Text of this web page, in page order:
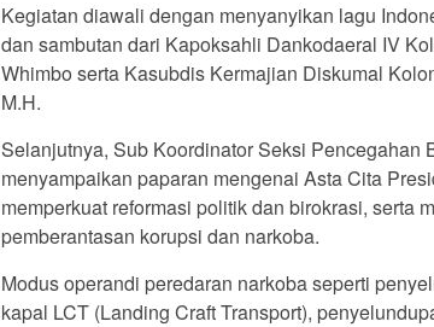
Kegiatan diawali dengan menyanyikan lagu
dan sambutan dari Kapoksahli Dankodaeral IV
Whimbo serta Kasubdis Kermajian Diskumal
M.H.
Selanjutnya, Sub Koordinator Seksi Pencegahan
menyampaikan paparan mengenai Asta Cita
memperkuat reformasi politik dan birokrasi, serta
pemberantasan korupsi dan narkoba.
Modus operandi peredaran narkoba seperti
kapal LCT (Landing Craft Transport),